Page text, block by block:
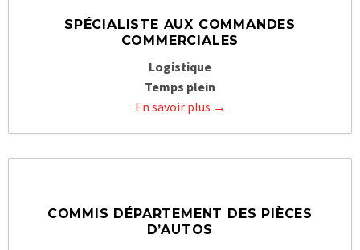
SPÉCIALISTE AUX COMMANDES
COMMERCIALES
Logistique
Temps plein
En savoir plus
COMMIS DÉPARTEMENT DES PIÈCES
D’AUTOS